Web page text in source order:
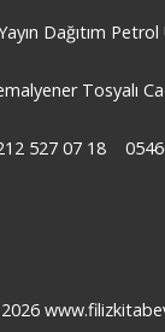
Dağıtım
Tosyalı
527 07 18